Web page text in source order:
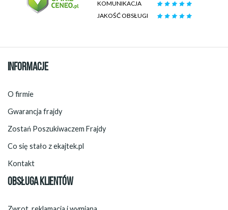
KOMUNIKACJA
JAKOŚĆ OBSŁUGI
INFORMACJE
O firmie
Gwarancja frajdy
Zostań Poszukiwaczem Frajdy
Co się stało z ekajtek.pl
Kontakt
OBSŁUGA KLIENTÓW